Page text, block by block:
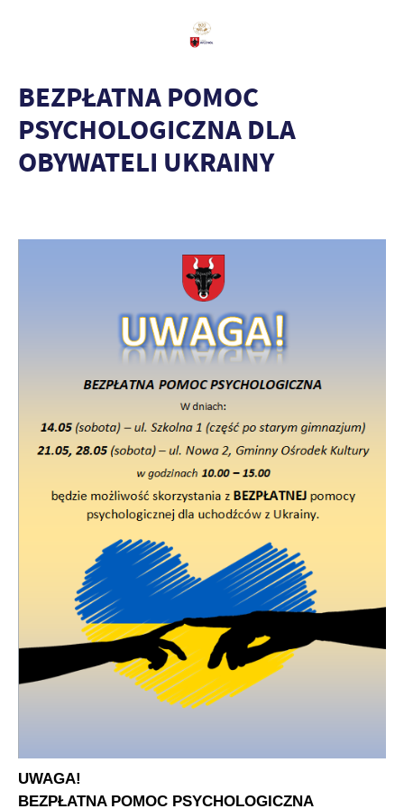
BEZPŁATNA POMOC
PSYCHOLOGICZNA DLA
OBYWATELI UKRAINY
UWAGA!
BEZPŁATNA POMOC PSYCHOLOGICZNA